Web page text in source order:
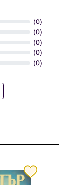
(0)
(0)
(0)
(0)
(0)